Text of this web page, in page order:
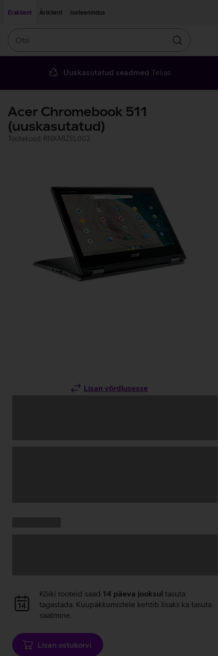
Eraklient
Äriklient Iseteenindus
Otsin
Uuskasutatud seadmed Telias
Acer Chromebook 511
(uuskasutatud)
Tootekood: RNXA8ZEL002
Lisan võrdlusesse
Andmete
laadimine
Kõiki tooteid saad 14 päeva jooksul tasuta
tagastada. Kuupakkumistele kehtib lisaks ka tasuta
saatmine.
Lisan ostukorvi